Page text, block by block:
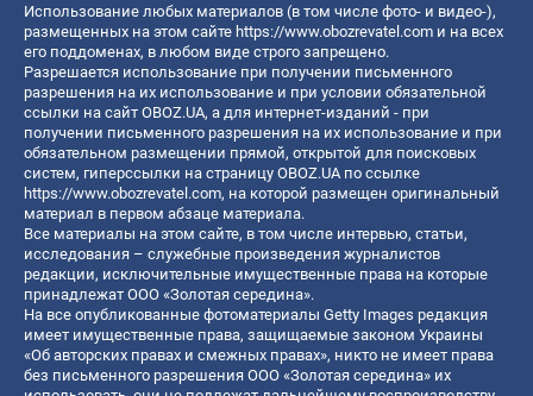
Использование любых материалов (в том числе фото- и видео-),
размещенных на этом сайте https://www.obozrevatel.com и на всех
его поддоменах, в любом виде строго запрещено.
Разрешается использование при получении письменного
разрешения на их использование и при условии обязательной
ссылки на сайт OBOZ.UA, а для интернет-изданий - при
получении письменного разрешения на их использование и при
обязательном размещении прямой, открытой для поисковых
систем, гиперссылки на страницу OBOZ.UA по ссылке
https://www.obozrevatel.com, на которой размещен оригинальный
материал в первом абзаце материала.
Все материалы на этом сайте, в том числе интервью, статьи,
исследования – служебные произведения журналистов
редакции, исключительные имущественные права на которые
принадлежат ООО «Золотая середина».
На все опубликованные фотоматериалы Getty Images редакция
имеет имущественные права, защищаемые законом Украины
«Об авторских правах и смежных правах», никто не имеет права
без письменного разрешения ООО «Золотая середина» их